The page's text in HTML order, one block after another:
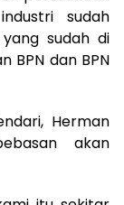
sudah
sudah di
BPN dan BPN
Herman
akan